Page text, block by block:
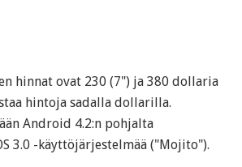
hinnat ovat 230 (7") ja 380 dollaria
hintoja sadalla dollarilla.
Android 4.2:n pohjalta
3.0 -käyttöjärjestelmää ("Mojito").